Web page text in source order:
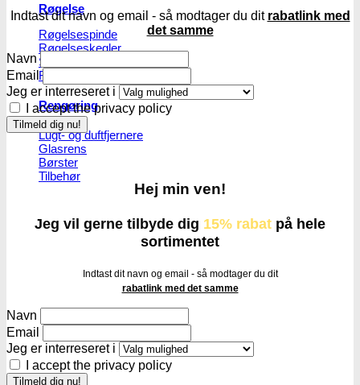
Røgelse
Røgelsespinde
Røgelseskegler
Salviebundter
Røgelsesholdere
Rengøring
Lugt- og duftfjernere
Glasrens
Børster
Tilbehør
Indtast dit navn og email - så modtager du dit rabatlink med
det samme
Navn
Email
Jeg er interreseret i
I accept the privacy policy
Hej min ven!
Jeg vil gerne tilbyde dig 15% rabat på hele
sortimentet
Indtast dit navn og email - så modtager du dit
rabatlink med det samme
Navn
Email
Jeg er interreseret i
I accept the privacy policy